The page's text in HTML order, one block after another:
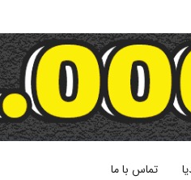
تماس با ما